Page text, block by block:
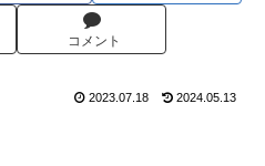
コメント
2023.07.18 2024.05.13